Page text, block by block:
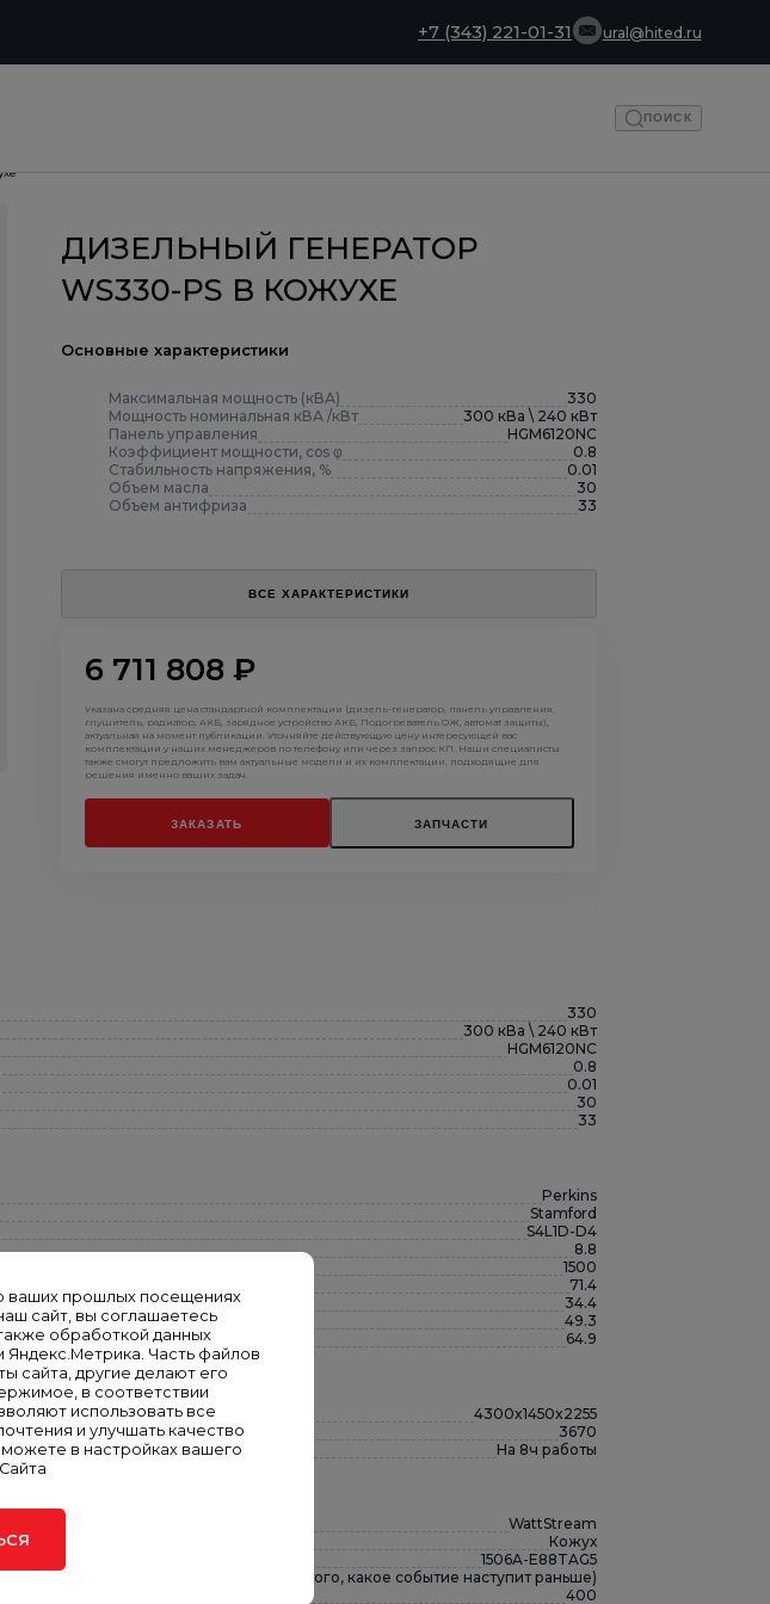
+7 (343) 221-01-31 ural@hited.ru
ПОИСК
ДИЗЕЛЬНЫЙ ГЕНЕРАТОР
WS330-PS В КОЖУХЕ
Основные характеристики
Максимальная мощность (кВА)
330
Мощность номинальная кВА /кВт
300 кВа \ 240 кВт
Панель управления
HGM6120NC
Коэффициент мощности, cos φ
0.8
Стабильность напряжения, %
0.01
Объем масла
30
Объем антифриза
33
ВСЕ ХАРАКТЕРИСТИКИ
6 711 808 ₽
Указана средняя цена стандартной комплектации (дизель-генератор, панель управления,
глушитель, радиатор, АКБ, зарядное устройство АКБ, Подогреватель ОЖ, автомат защиты),
актуальная на момент публикации. Уточняйте действующую цену интересующей вас
комплектации у наших менеджеров по телефону или через запрос КП. Наши специалисты
также смогут предложить вам актуальные модели и их комплектации, подходящие для
решения именно ваших задач.
ЗАКАЗАТЬ ЗАПЧАСТИ
330
300 кВа \ 240 кВт
HGM6120NC
0.8
0.01
30
33
Perkins
Stamford
S4L1D-D4
8.8
1500
71.4
34.4
49.3
64.9
4300x1450x2255
3670
На 8ч работы
WattStream
Кожух
1506A-E88TAG5
часов наработки (в зависимости от того, какое событие наступит раньше)
400
ваших прошлых посещениях
сайт, вы соглашаетесь
обработкой данных
Часть файлов
сайта, другие делают его
в соответствии
использовать все
и улучшать качество
в настройках вашего